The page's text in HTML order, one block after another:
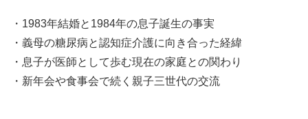
・1983年結婚と1984年の息子誕生の事実
・義母の糖尿病と認知症介護に向き合った経緯
・息子が医師として歩む現在の家庭との関わり
・新年会や食事会で続く親子三世代の交流